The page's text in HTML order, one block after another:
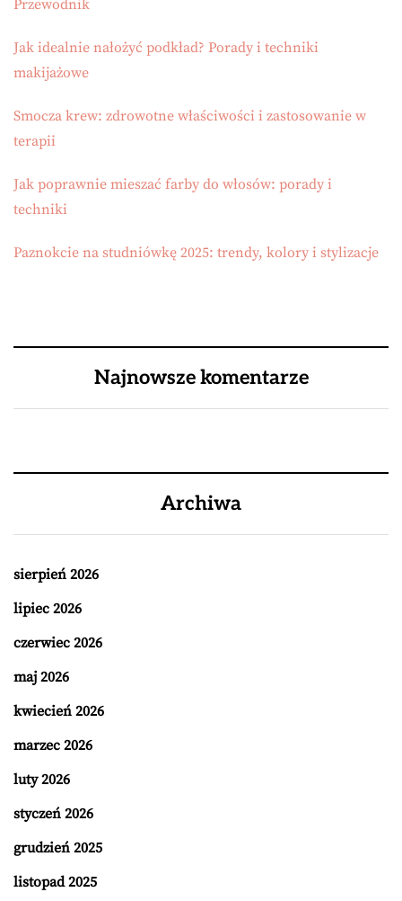
Przewodnik
Jak idealnie nałożyć podkład? Porady i techniki
makijażowe
Smocza krew: zdrowotne właściwości i zastosowanie w
terapii
Jak poprawnie mieszać farby do włosów: porady i
techniki
Paznokcie na studniówkę 2025: trendy, kolory i stylizacje
Najnowsze komentarze
Archiwa
sierpień 2026
lipiec 2026
czerwiec 2026
maj 2026
kwiecień 2026
marzec 2026
luty 2026
styczeń 2026
grudzień 2025
listopad 2025